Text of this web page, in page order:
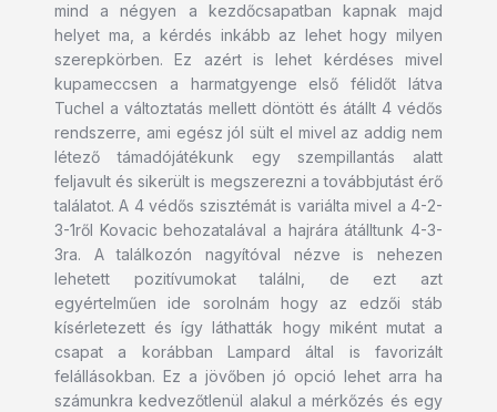
mind a négyen a kezdőcsapatban kapnak majd
helyet ma, a kérdés inkább az lehet hogy milyen
szerepkörben. Ez azért is lehet kérdéses mivel
kupameccsen a harmatgyenge első félidőt látva
Tuchel a változtatás mellett döntött és átállt 4 védős
rendszerre, ami egész jól sült el mivel az addig nem
létező támadójátékunk egy szempillantás alatt
feljavult és sikerült is megszerezni a továbbjutást érő
találatot. A 4 védős szisztémát is variálta mivel a 4-2-
3-1ről Kovacic behozatalával a hajrára átálltunk 4-3-
3ra. A találkozón nagyítóval nézve is nehezen
lehetett pozitívumokat találni, de ezt azt
egyértelműen ide sorolnám hogy az edzői stáb
kísérletezett és így láthatták hogy miként mutat a
csapat a korábban Lampard által is favorizált
felállásokban. Ez a jövőben jó opció lehet arra ha
számunkra kedvezőtlenül alakul a mérkőzés és egy